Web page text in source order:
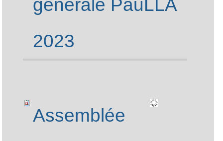
générale PauLLA
2023
Assemblée